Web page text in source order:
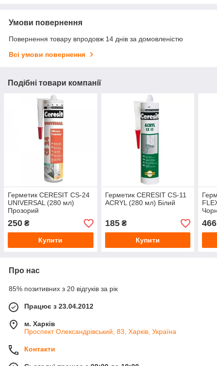
Умови повернення
Повернення товару впродовж 14 днів за домовленістю
Всі умови повернення
Подібні товари компанії
Герметик CERESIT CS-24
UNIVERSAL (280 мл)
Прозорий
250 ₴
Купити
Герметик CERESIT CS-11
ACRYL (280 мл) Білий
185₴
Купити
466
Про нас
85% позитивних з 20 відгуків за рік
Працює з 23.04.2012
м. Харків
Проспект Олександрівський, 83, Харків, Україна
Контакти